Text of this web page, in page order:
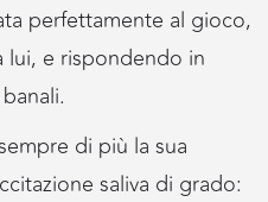
perfettamente al gioco,
lui, e rispondendo in
di più la sua
saliva di grado: